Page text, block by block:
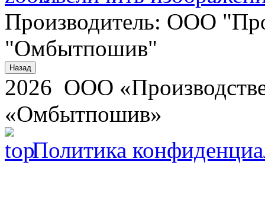
Производитель: ООО
"Омбытпошив"
2026 ООО
«Омбытпошив»
Политика